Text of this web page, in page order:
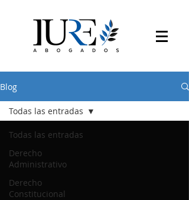
Blog
Todas las entradas
Derecho
Administrativo
Derecho
Constitucional
Todas las entradas